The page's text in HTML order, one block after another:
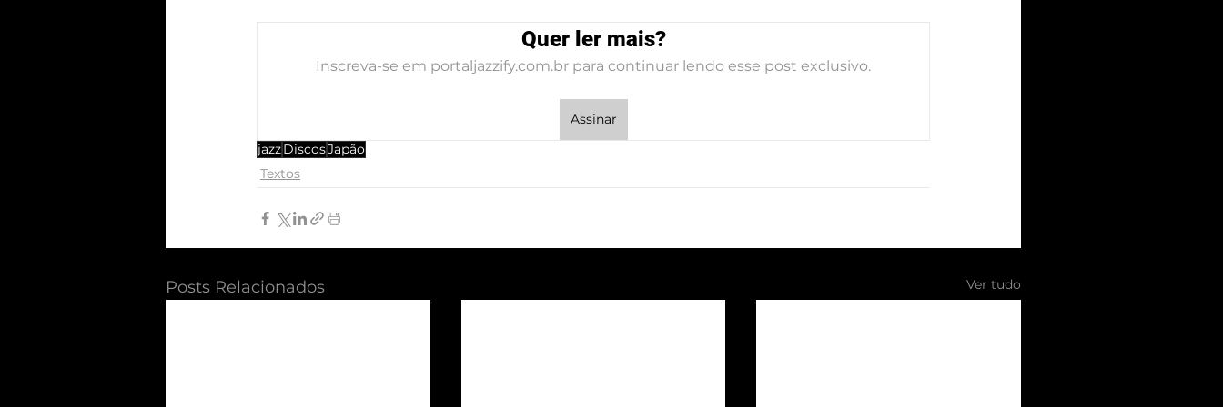
Quer ler mais?
Inscreva-se em portaljazzify.com.br para continuar lendo esse post exclusivo.
Assinar
jazzDiscosJapão
Textos
Posts Relacionados Ver tudo